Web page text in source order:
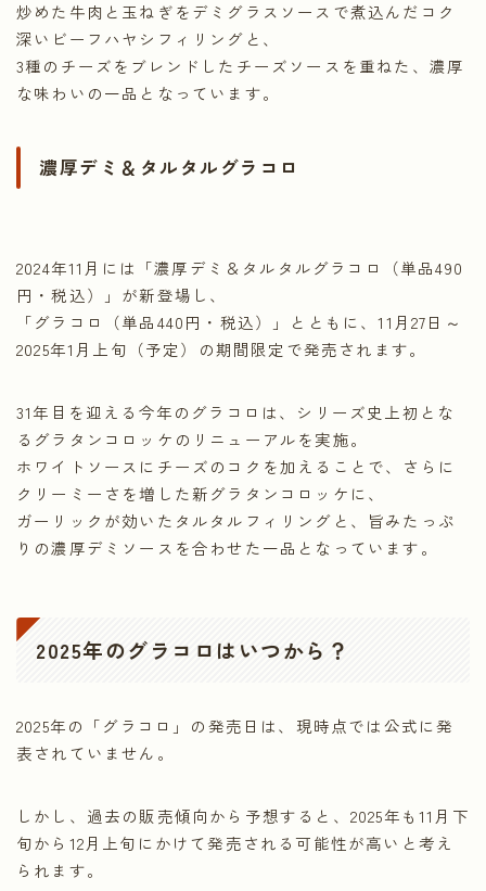
炒めた牛肉と玉ねぎをデミグラスソースで煮込んだコク
深いビーフハヤシフィリングと、
3種のチーズをブレンドしたチーズソースを重ねた、濃厚
な味わいの一品となっています。
濃厚デミ＆タルタルグラコロ
2024年11月には「濃厚デミ＆タルタルグラコロ（単品490
円・税込）」が新登場し、
「グラコロ（単品440円・税込）」とともに、11月27日～
2025年1月上旬（予定）の期間限定で発売されます。
31年目を迎える今年のグラコロは、シリーズ史上初とな
るグラタンコロッケのリニューアルを実施。
ホワイトソースにチーズのコクを加えることで、さらに
クリーミーさを増した新グラタンコロッケに、
ガーリックが効いたタルタルフィリングと、旨みたっぷ
りの濃厚デミソースを合わせた一品となっています。
2025年のグラコロはいつから？
2025年の「グラコロ」の発売日は、現時点では公式に発
表されていません。
しかし、過去の販売傾向から予想すると、2025年も11月下
旬から12月上旬にかけて発売される可能性が高いと考え
られます。